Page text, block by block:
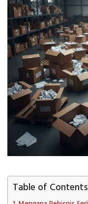
Table of Contents